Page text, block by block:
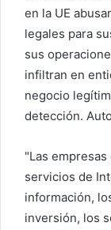
en la UE
legales para
sus
infiltran en
negocio
detección.
"Las
servicios de
información,
inversión, los